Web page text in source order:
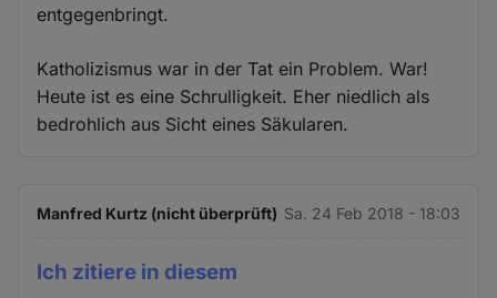
entgegenbringt.
Katholizismus war in der Tat ein Problem. War!
Heute ist es eine Schrulligkeit. Eher niedlich als
bedrohlich aus Sicht eines Säkularen.
Manfred Kurtz (nicht überprüft) Sa. 24 Feb 2018 - 18:03
Ich zitiere in diesem